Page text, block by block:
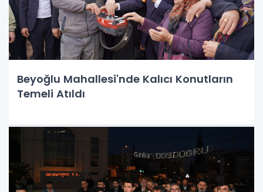
Beyoğlu Mahallesi'nde Kalıcı Konutların
Temeli Atıldı